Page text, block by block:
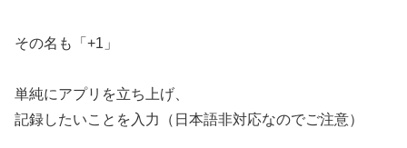
その名も「+1」
単純にアプリを立ち上げ、
記録したいことを入力（日本語非対応なのでご注意）